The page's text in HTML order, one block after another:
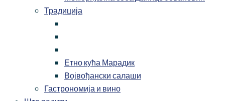
Традиција
Етно кућа Марадик
Војвођански салаши
Гастрономија и вино